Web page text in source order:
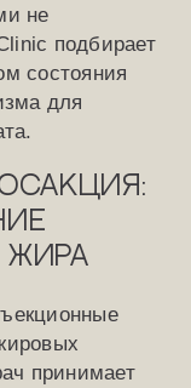
не
подбирает
состояния
для
жира
принимает